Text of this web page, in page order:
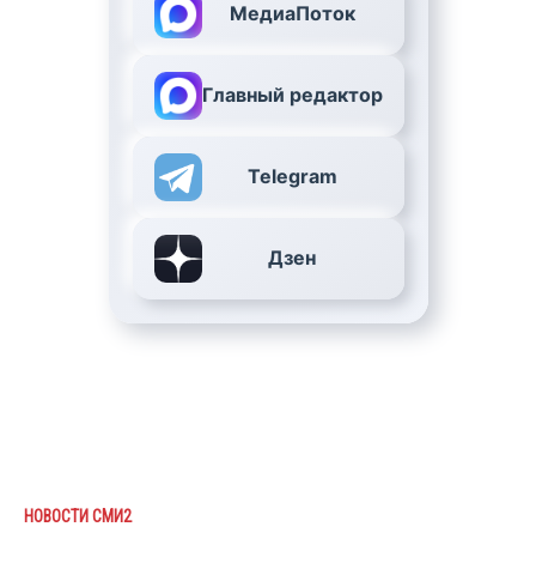
МедиаПоток
Главный редактор
Telegram
Дзен
НОВОСТИ СМИ2